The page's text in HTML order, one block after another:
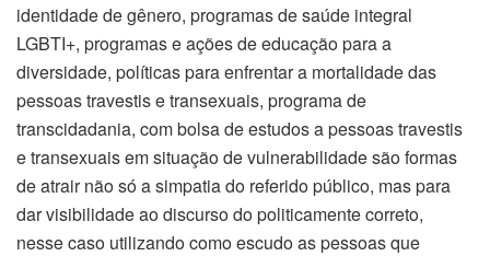
identidade de gênero, programas de saúde integral
LGBTI+, programas e ações de educação para a
diversidade, políticas para enfrentar a mortalidade das
pessoas travestis e transexuais, programa de
transcidadania, com bolsa de estudos a pessoas travestis
e transexuais em situação de vulnerabilidade são formas
de atrair não só a simpatia do referido público, mas para
dar visibilidade ao discurso do politicamente correto,
nesse caso utilizando como escudo as pessoas que